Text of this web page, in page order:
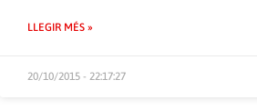
LLEGIR MÉS »
20/10/2015 - 22:17:27